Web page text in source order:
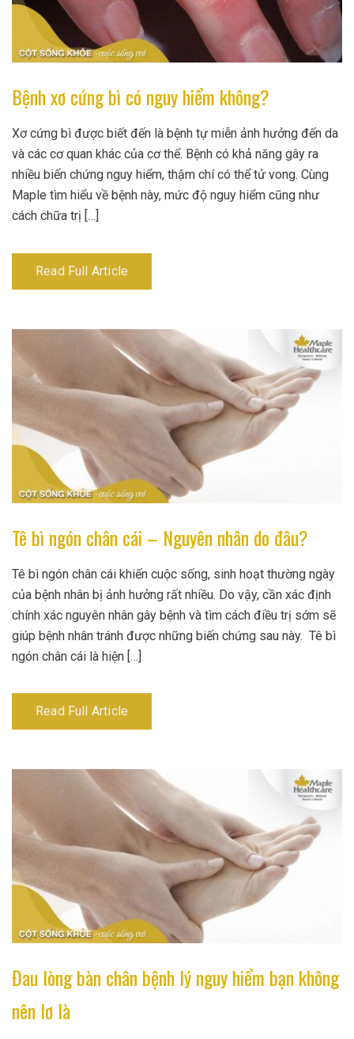
Bệnh xơ cứng bì có nguy hiểm không?
Xơ cứng bì được biết đến là bệnh tự miễn ảnh hưởng đến da
và các cơ quan khác của cơ thể. Bệnh có khả năng gây ra
nhiều biến chứng nguy hiểm, thậm chí có thể tử vong. Cùng
Maple tìm hiểu về bệnh này, mức độ nguy hiểm cũng như
cách chữa trị […]
Read Full Article
Tê bì ngón chân cái – Nguyên nhân do đâu?
Tê bì ngón chân cái khiến cuộc sống, sinh hoạt thường ngày
của bệnh nhân bị ảnh hưởng rất nhiều. Do vậy, cần xác định
chính xác nguyên nhân gây bệnh và tìm cách điều trị sớm sẽ
giúp bệnh nhân tránh được những biến chứng sau này. Tê bì
ngón chân cái là hiện […]
Read Full Article
Đau lòng bàn chân bệnh lý nguy hiểm bạn không
nên lơ là